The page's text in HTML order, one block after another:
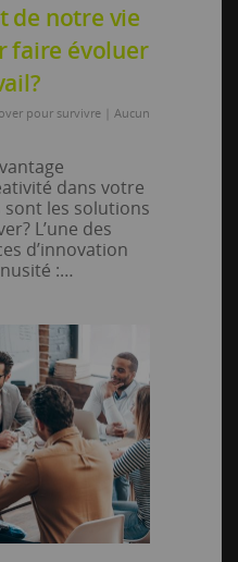
de notre vie
faire évoluer
pour survivre
Aucun
dans votre
sont les solutions
L’une des
d’innovation
:…